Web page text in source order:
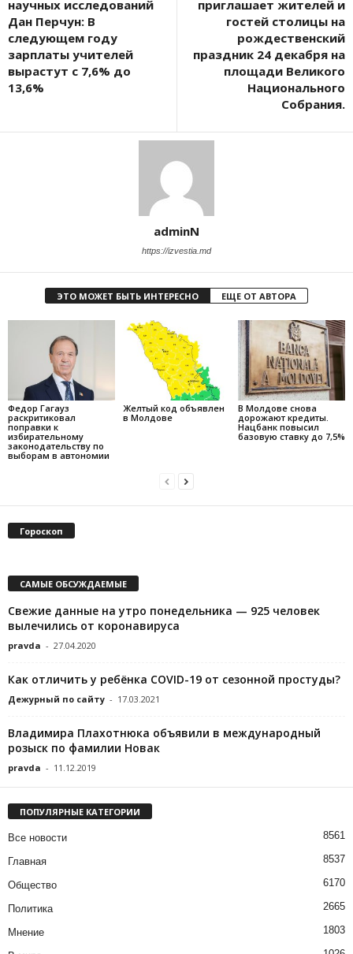
научных исследований
Дан Перчун: В
следующем году
зарплаты учителей
вырастут с 7,6% до
13,6%
приглашает жителей и
гостей столицы на
рождественский
праздник 24 декабря на
площади Великого
Национального
Собрания.
adminN
https://izvestia.md
ЭТО МОЖЕТ БЫТЬ ИНТЕРЕСНО ЕЩЕ ОТ АВТОРА
Федор Гагауз
раскритиковал
поправки к
избирательному
законодательству по
выборам в автономии
Желтый код объявлен
в Молдове
В Молдове снова
дорожают кредиты.
Нацбанк повысил
базовую ставку до 7,5%
Гороскоп
САМЫЕ ОБСУЖДАЕМЫЕ
Свежие данные на утро понедельника — 925 человек
вылечились от коронавируса
pravda - 27.04.2020
Как отличить у ребёнка COVID-19 от сезонной простуды?
Дежурный по сайту - 17.03.2021
Владимира Плахотнюка объявили в международный
розыск по фамилии Новак
pravda - 11.12.2019
ПОПУЛЯРНЫЕ КАТЕГОРИИ
Все новости 8561
Главная 8537
Общество 6170
Политика 2665
Мнение 1803